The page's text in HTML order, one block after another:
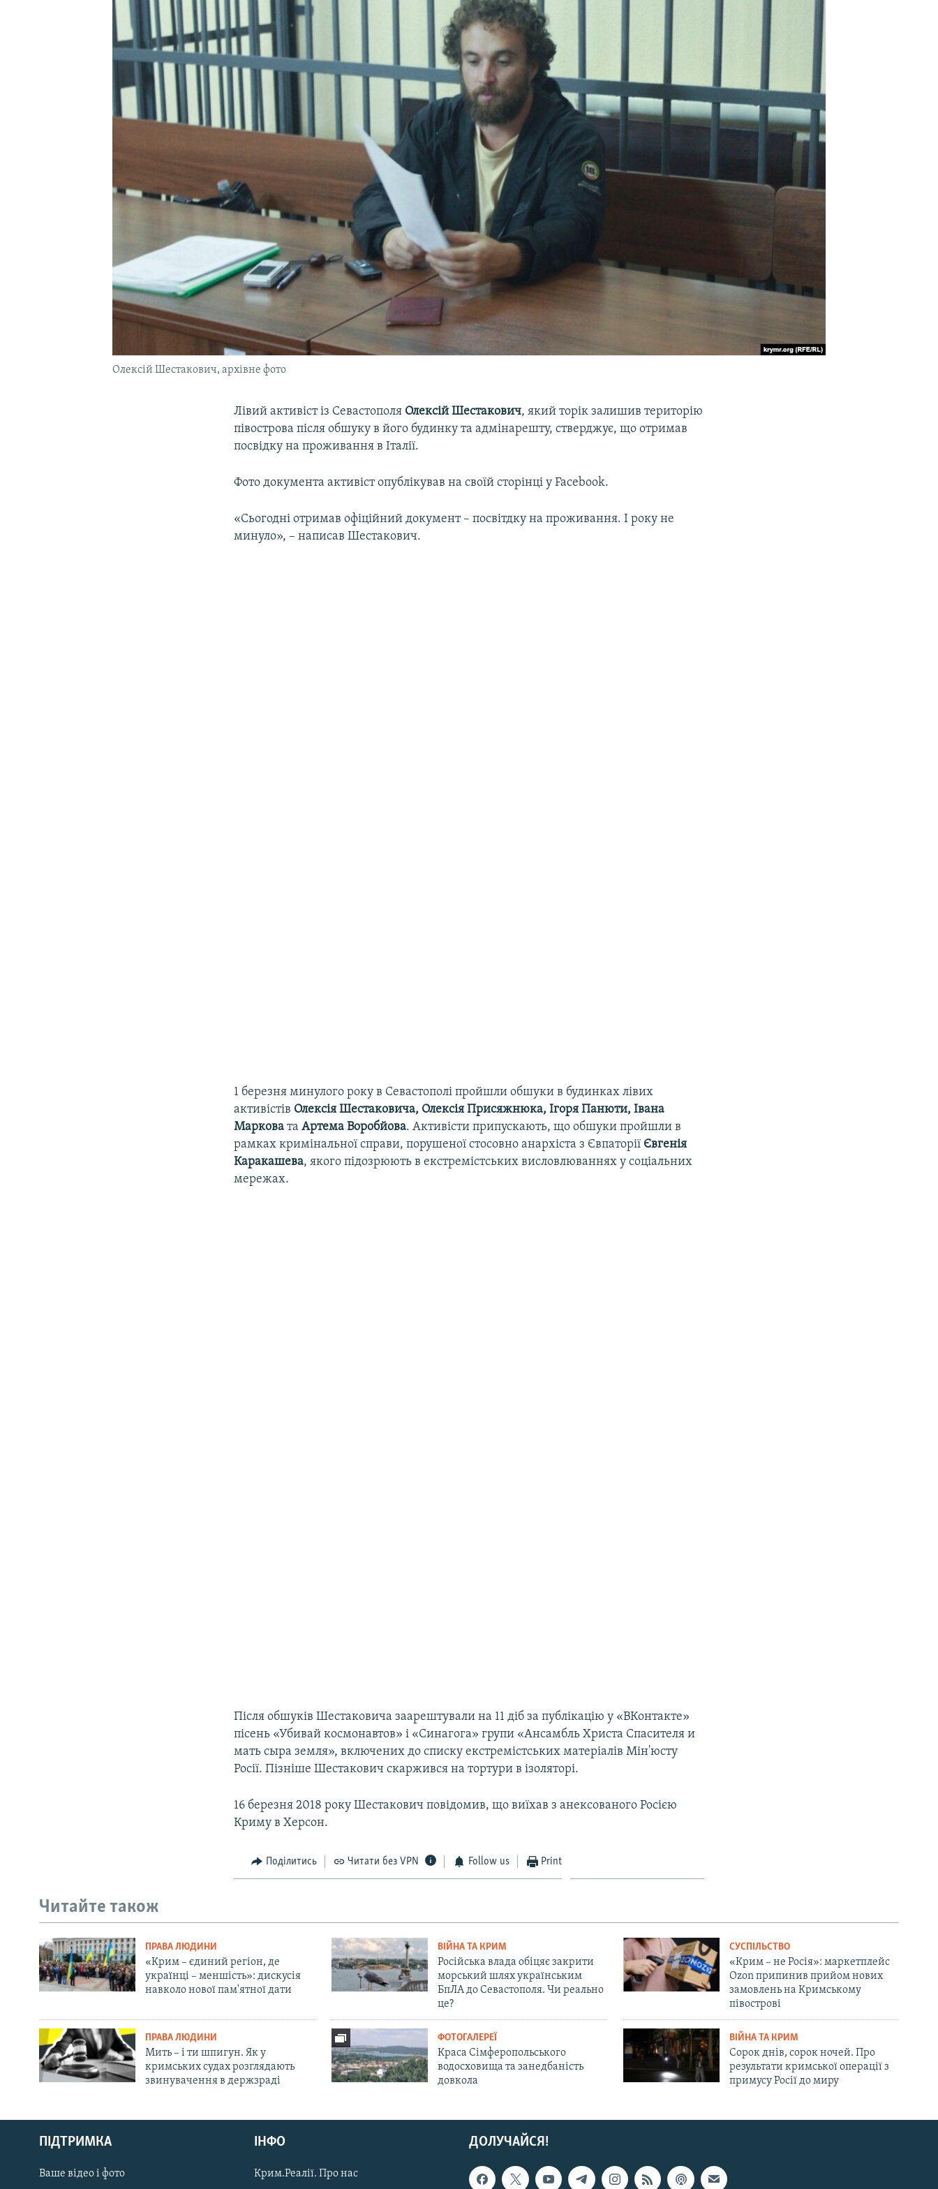
УКРАЇНСЬКА ПРОБЛЕМА КРИМУ
Русский
Qırımtatar
ДОЛУЧАЙСЯ!
Олексій Шестакович, архівне фото
Лівий активіст із Севастополя Олексій Шестакович, який торік залишив територію
півострова після обшуку в його будинку та адмінарешту, стверджує, що отримав
посвідку на проживання в Італії.
Фото документа активіст опублікував на своїй сторінці у Facebook.
«Сьогодні отримав офіційний документ – посвітдку на проживання. І року не
минуло», – написав Шестакович.
1 березня минулого року в Севастополі пройшли обшуки в будинках лівих
активістів Олексія Шестаковича, Олексія Присяжнюка, Ігоря Панюти, Івана
Марковата Артема Воробйова. Активісти припускають, що обшуки пройшли в
рамках кримінальної справи, порушеної стосовно анархіста з Євпаторії Євгенія
Каракашева, якого підозрюють в екстремістських висловлюваннях у соціальних
мережах.
Після обшуків Шестаковича заарештували на 11 діб за публікацію у «ВКонтакте»
пісень «Убивай космонавтов» і «Синагога» групи «Ансамбль Христа Спасителя и
мать сыра земля», включених до списку екстремістських матеріалів Мін'юсту
Росії. Пізніше Шестакович скаржився на тортури в ізоляторі.
16 березня 2018 року Шестакович повідомив, що виїхав з анексованого Росією
Криму в Херсон.
Поділитись Читати без VPN Follow us Print
Читайте також
ПРАВА ЛЮДИНИ
«Крим – єдиний регіон, де
українці – меншість»: дискусія
навколо нової пам'ятної дати
ВІЙНА ТА КРИМ
Російська влада обіцяє закрити
морський шлях українським
БпЛА до Севастополя. Чи реально
це?
СУСПІЛЬСТВО
«Крим – не Росія»: маркетплейс
Ozon припинив прийом нових
замовлень на Кримському
півострові
ПРАВА ЛЮДИНИ
Мить – і ти шпигун. Як у
кримських судах розглядають
звинувачення в держзраді
ФОТОГАЛЕРЕЇ
Краса Сімферопольського
водосховища та занедбаність
довкола
ВІЙНА ТА КРИМ
Сорок днів, сорок ночей. Про
результати кримської операції з
примусу Росії до миру
ДОЛУЧАЙСЯ!
ПІДТРИМКА
Ваше відео і фото
ІНФО
Крим.Реалії. Про нас